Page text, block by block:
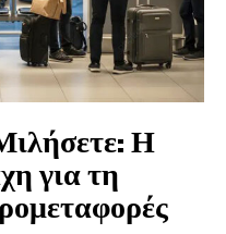
Η
για τη